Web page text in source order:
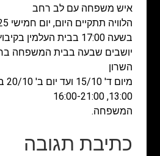
איש משפחה עם לב רחב
הלוויה תתקיים היום, יום חמישי 9/10/25, י"ז בתשרי
בשעה 17:00 בבית העלמין בקיבוץ ניר אליהו
השרון
13:00, 16:00-21:00
המשפחה.
כתיבת תגובה